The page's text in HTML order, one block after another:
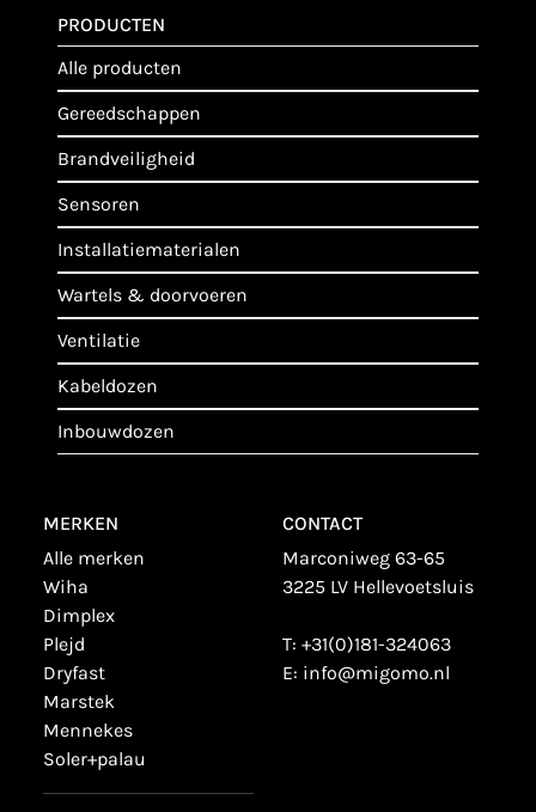
PRODUCTEN
alle producten
gereedschappen
brandveiligheid
sensoren
installatiematerialen
wartels & doorvoeren
ventilatie
kabeldozen
inbouwdozen
MERKEN
alle merken
wiha
dimplex
plejd
dryfast
marstek
mennekes
soler+palau
CONTACT
Marconiweg 63-65
3225 LV Hellevoetsluis
T: +31(0)181-324063
E: info@migomo.nl